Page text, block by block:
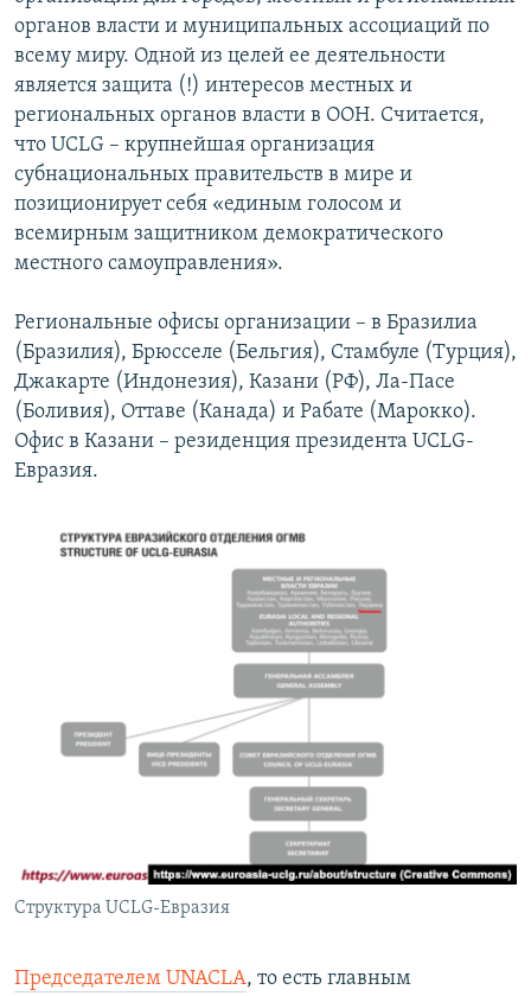
органов власти и муниципальных ассоциаций по
всему миру. Одной из целей ее деятельности
является защита (!) интересов местных и
региональных органов власти в ООН. Считается,
что UCLG – крупнейшая организация
субнациональных правительств в мире и
позиционирует себя «единым голосом и
всемирным защитником демократического
местного самоуправления».
Региональные офисы организации – в Бразилиа
(Бразилия), Брюсселе (Бельгия), Стамбуле (Турция),
Джакарте (Индонезия), Казани (РФ), Ла-Пасе
(Боливия), Оттаве (Канада) и Рабате (Марокко).
Офис в Казани – резиденция президента UCLG-
Евразия.
Структура UCLG-Евразия
Председателем UNACLA, то есть главным